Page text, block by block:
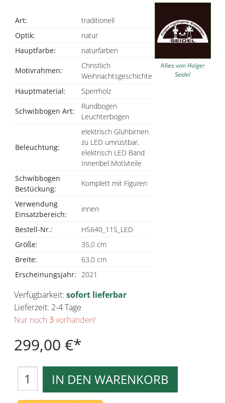
Art:
traditionell
Optik:
natur
Hauptfarbe:
naturfarben
Motivrahmen:
Christlich
Weihnachtsgeschichte
Hauptmaterial:
Sperrholz
Schwibbogen Art:
Rundbogen
Leuchterbogen
Beleuchtung:
elektrisch Glühbirnen
zu LED umrüstbar,
elektrisch LED Band
Innenbel Motivteile
Schwibbogen
Bestückung:
Komplett mit Figuren
Verwendung
Einsatzbereich:
innen
Bestell-Nr.:
HS640_11S_LED
Größe:
35,0 cm
Breite:
63,0 cm
Erscheinungsjahr: 2021
Alles vonHolger
Seidel
Verfügbarkeit: sofort lieferbar
Lieferzeit: 2-4 Tage
Nur noch 3vorhanden!
299,00 €
IN DEN WARENKORB